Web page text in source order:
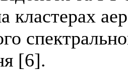
кластерах
[6].